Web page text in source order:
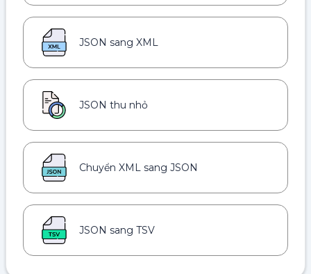
JSON sang XML
JSON thu nhỏ
Chuyển XML sang JSON
JSON sang TSV